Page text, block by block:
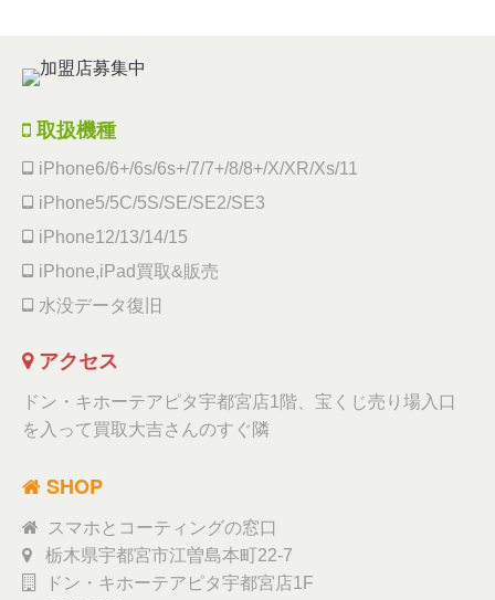
取扱機種
iPhone6/6+/6s/6s+/7/7+/8/8+/X/XR/Xs/11
iPhone5/5C/5S/SE/SE2/SE3
iPhone12/13/14/15
iPhone,iPad買取&販売
水没データ復旧
アクセス
ドン・キホーテアピタ宇都宮店1階、宝くじ売り場入口
を入って買取大吉さんのすぐ隣
SHOP
スマホとコーティングの窓口
栃木県宇都宮市江曽島本町22-7
ドン・キホーテアピタ宇都宮店1F